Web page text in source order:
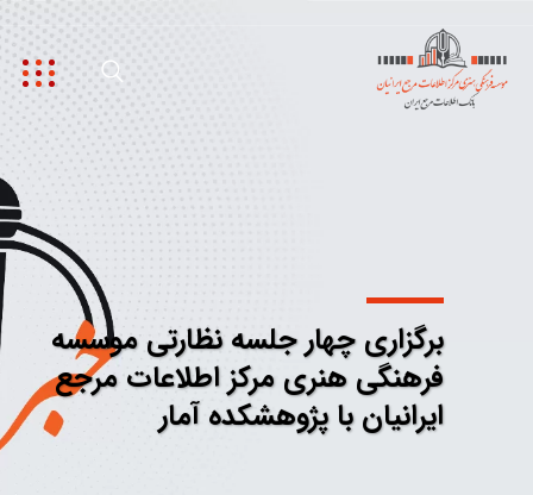
برگزاری چهار جلسه نظارتی موسسه
فرهنگی هنری مرکز اطلاعات مرجع
ایرانیان با پژوهشکده آمار